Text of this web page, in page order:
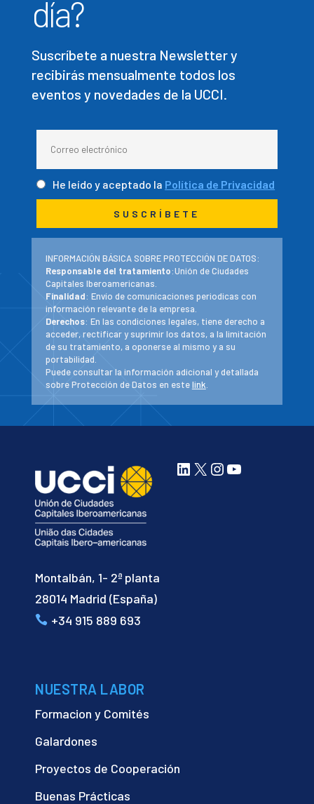
día?
Suscríbete a nuestra Newsletter y
recibirás mensualmente todos los
eventos y novedades de la UCCI.
He leído y aceptado la Política de Privacidad
INFORMACIÓN BÁSICA SOBRE PROTECCIÓN DE DATOS:
Responsable del tratamiento:Unión de Ciudades
Capitales Iberoamericanas.
Finalidad: Envío de comunicaciones periodicas con
información relevante de la empresa.
Derechos: En las condiciones legales, tiene derecho a
acceder, rectificar y suprimir los datos, a la limitación
de su tratamiento, a oponerse al mismo y a su
portabilidad.
Puede consultar la información adicional y detallada
sobre Protección de Datos en estelink
Montalbán, 1- 2ª planta
28014 Madrid (España)
+34 915 889 693
LinkedIn
X Instagram
YouTube
NUESTRA LABOR
Formacion y Comités
Galardones
Proyectos de Cooperación
Buenas Prácticas